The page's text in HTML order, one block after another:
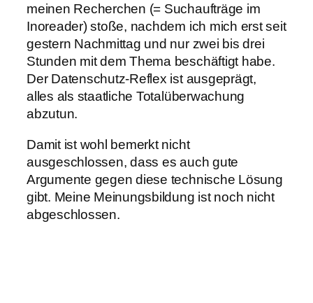
meinen Recherchen (= Suchaufträge im
Inoreader) stoße, nachdem ich mich erst seit
gestern Nachmittag und nur zwei bis drei
Stunden mit dem Thema beschäftigt habe.
Der Datenschutz-Reflex ist ausgeprägt,
alles als staatliche Totalüberwachung
abzutun.
Damit ist wohl bemerkt nicht
ausgeschlossen, dass es auch gute
Argumente gegen diese technische Lösung
gibt. Meine Meinungsbildung ist noch nicht
abgeschlossen.